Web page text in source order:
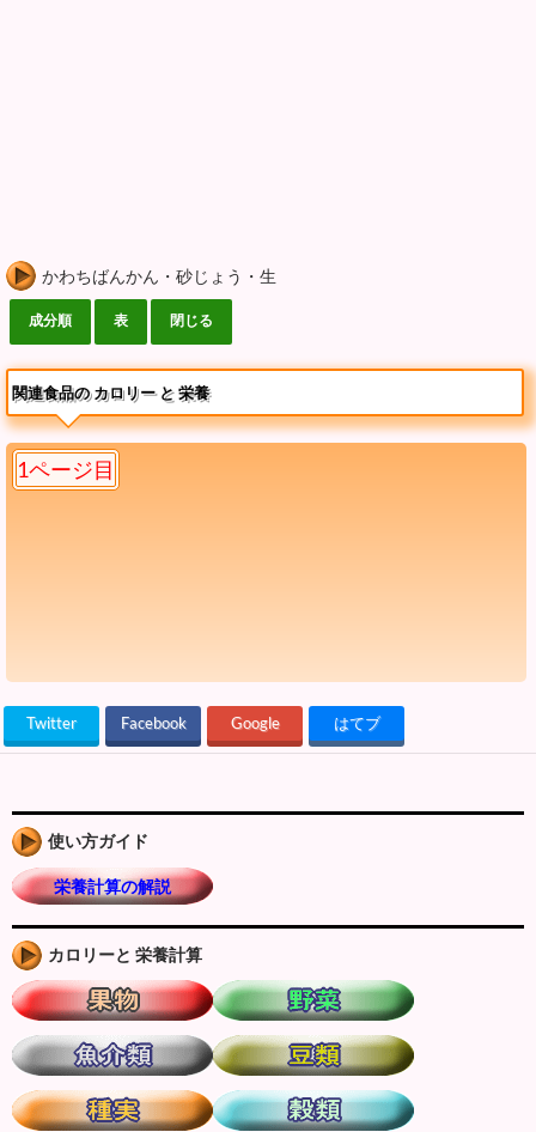
かわちばんかん・砂じょう・生
関連食品の カロリー と 栄養
1ページ目
Twitter Facebook Google はてブ
使い方ガイド
栄養計算の解説
カロリーと 栄養計算